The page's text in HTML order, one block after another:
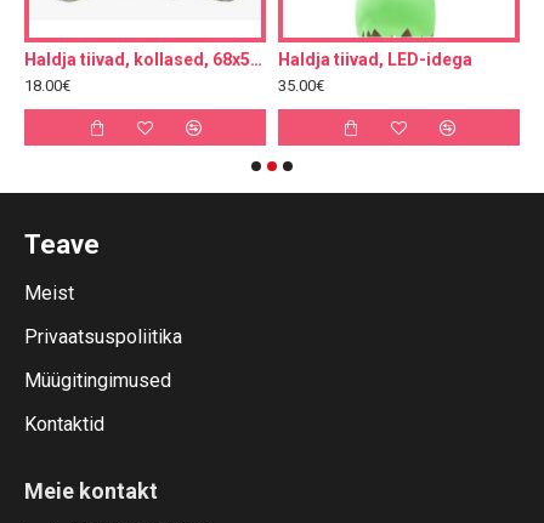
Haldja tiivad, kollased, 68x55cm
18.00€
Haldja tiivad, LED-idega
35.00€
Teave
Meist
Privaatsuspoliitika
Müügitingimused
Kontaktid
Meie kontakt